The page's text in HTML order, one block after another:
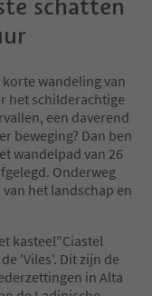
schatten
wandeling van
het schilderachtige
een daverend
beweging? Dan ben
wandelpad van 26
Onderweg
het landschap en
kasteel"Ciastel
'Viles'. Dit zijn de
in Alta